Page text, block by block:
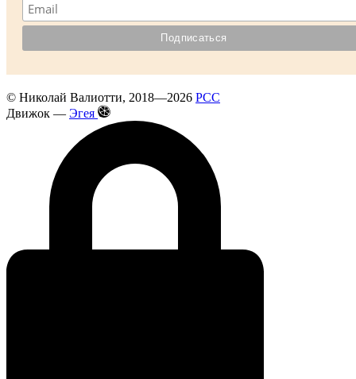
© Николай Валиотти, 2018—2026 РСС
Движок — Эгея